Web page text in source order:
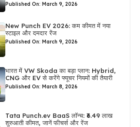
Published On: March 9, 2026
New Punch EV 2026: कम कीमत में नया
स्टाइल और दमदार रेंज
Published On: March 9, 2026
भारत में VW Skoda का बड़ा प्लान: Hybrid,
CNG और EV से करेंगे फ्यूचर नियमों की तैयारी
Published On: March 8, 2026
Tata Punch.ev BaaS लॉन्च: ₹6.49 लाख
शुरुआती कीमत, जानें फीचर्स और रेंज